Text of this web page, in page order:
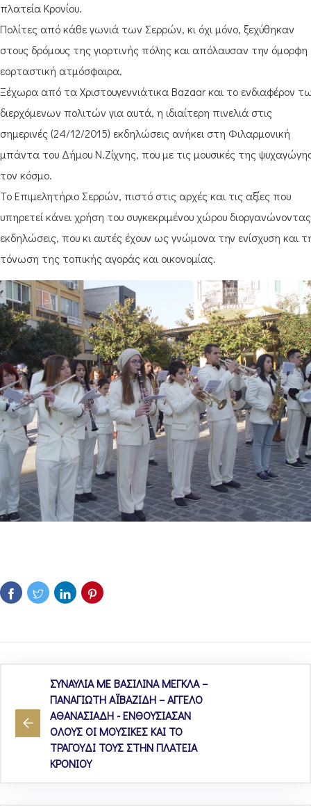
πλατεία Κρονίου.
Πολίτες από κάθε γωνιά των Σερρών, κι όχι μόνο, ξεχύθηκαν
στους δρόμους της γιορτινής πόλης και απόλαυσαν την όμορφη
εορταστική ατμόσφαιρα.
Ξέχωρα από τα Χριστουγεννιάτικα Bazaar και το ενδιαφέρον
διερχόμενων πολιτών για αυτά, η ιδιαίτερη πινελιά στις
σημερινές (24/12/2015) εκδηλώσεις ανήκει στη Φιλαρμονική
μπάντα του Δήμου Ν.Ζίχνης, που με τις μουσικές της
τον κόσμο.
Το Επιμελητήριο Σερρών, πιστό στις αρχές και τις αξίες που
υπηρετεί κάνει χρήση του συγκεκριμένου χώρου διοργανώνοντας
εκδηλώσεις, που κι αυτές έχουν ως γνώμονα την ενίσχυση και
τόνωση της τοπικής αγοράς και οικονομίας.
ΣΥΝΑΥΛΙΑ ΜΕ ΒΑΣΙΛΙΝΑ ΜΕΓΚΛΑ –
ΠΑΝΑΓΙΩΤΗ ΑΪΒΑΖΙΔΗ – ΑΓΓΕΛΟ
ΑΘΑΝΑΣΙΑΔΗ - ΕΝΘΟΥΣΙΑΣΑΝ
ΟΛΟΥΣ ΟΙ ΜΟΥΣΙΚΕΣ ΚΑΙ ΤΟ
ΤΡΑΓΟΥΔΙ ΤΟΥΣ ΣΤΗΝ ΠΛΑΤΕΙΑ
ΚΡΟΝΙΟΥ